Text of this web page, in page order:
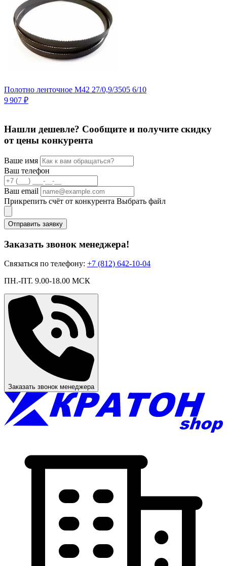
Полотно ленточное М42 27/0,9/3505 6/10
9 907 ₽
Нашли дешевле? Сообщите и получите скидку
от цены конкурента
Ваше имя
Ваш телефон
Ваш email
Прикрепить счёт от конкурента Выбрать файл
Отправить заявку
Заказать звонок менеджера!
Связаться по телефону: +7 (812) 642-10-04
ПН.-ПТ. 9.00-18.00 МСК
Заказать звонок менеджера